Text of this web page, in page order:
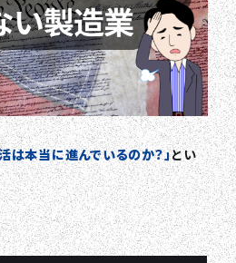
は本当に進んでいるのか？」とい